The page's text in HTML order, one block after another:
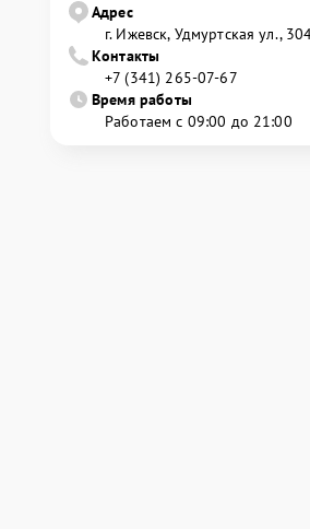
Адрес
г. Ижевск, Удмуртская ул.,
Контакты
+7 (341) 265-07-67
Время работы
Работаем с 09:00 до 21:00